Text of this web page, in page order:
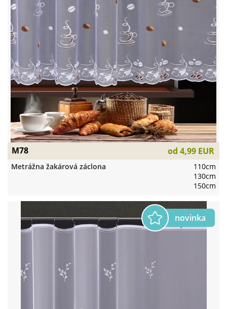
M78 od 4,99 EUR
Metrážna žakárová záclona
110cm
130cm
150cm